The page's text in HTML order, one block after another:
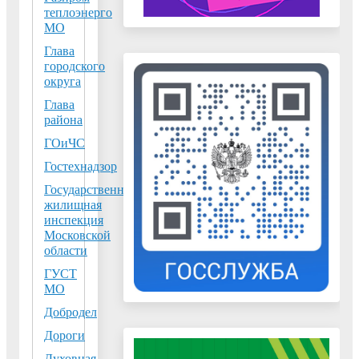
теплоэнерго
МО
Глава
городского
округа
Глава
района
ГОиЧС
Гостехнадзор
Государственная
жилищная
инспекция
Московской
области
ГУСТ
МО
Добродел
Дороги
округе
августа
возможны
плановые
отключения
06.08.2026
АО
«Мособлэнерго»
информирует о
возможных
плановых
отключениях
электроэнергии.
обслуживаемых
компанией, будут